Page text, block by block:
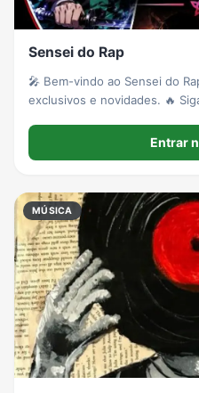
Sensei do Rap
🎤 Bem-vindo ao Sensei do
exclusivos e novidades. 🔥
Entrar
MÚSICA